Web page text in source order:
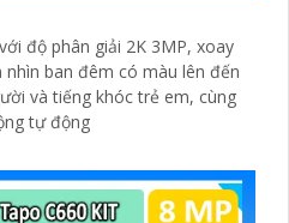
độ phân giải 2K 3MP, xoay
nhìn ban đêm có màu lên đến
và tiếng khóc trẻ em, cùng
tự động